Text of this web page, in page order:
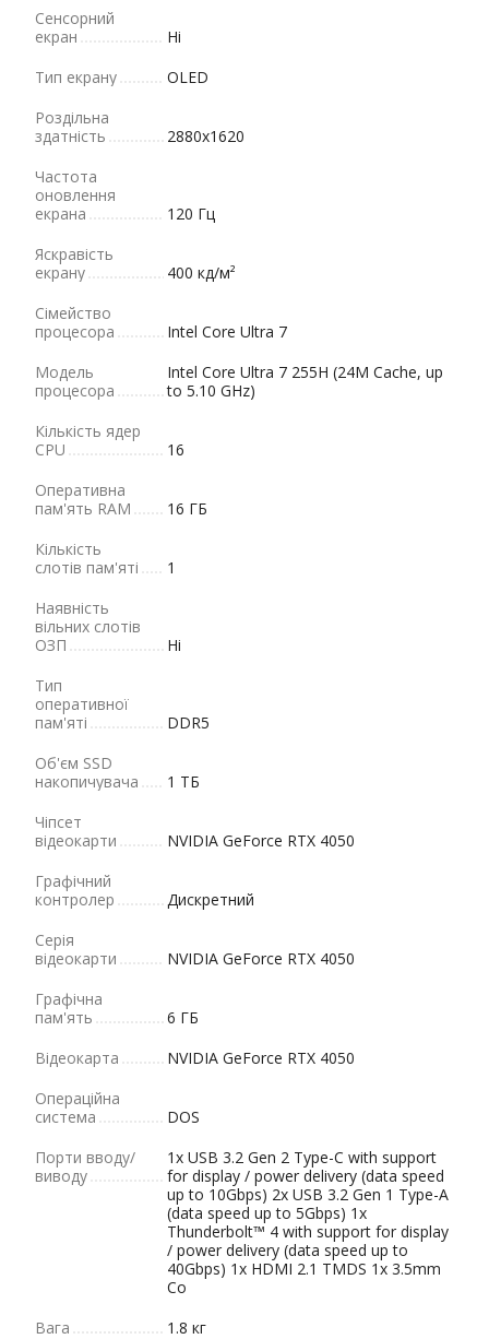
Сенсорний
екран
Ні
Тип екрану
OLED
Роздільна
здатність
2880x1620
Частота
оновлення
екрана
120 Гц
Яскравість
екрану
400 кд/м²
Сімейство
процесора
Intel Core Ultra 7
Модель
процесора
Intel Core Ultra 7 255H (24M Cache, up
to 5.10 GHz)
Кількість ядер
CPU
16
Оперативна
пам'ять RAM
16 ГБ
Кількість
слотів пам'яті
1
Наявність
вільних слотів
ОЗП
Ні
Тип
оперативної
пам'яті
DDR5
Об'єм SSD
накопичувача
1 ТБ
Чіпсет
відеокарти
NVIDIA GeForce RTX 4050
Графічний
контролер
Дискретний
Серія
відеокарти
NVIDIA GeForce RTX 4050
Графічна
пам'ять
6 ГБ
Відеокарта
NVIDIA GeForce RTX 4050
Операційна
система
DOS
Порти вводу/
виводу
1x USB 3.2 Gen 2 Type-C with support
for display / power delivery (data speed
up to 10Gbps) 2x USB 3.2 Gen 1 Type-A
(data speed up to 5Gbps) 1x
Thunderbolt™ 4 with support for display
/ power delivery (data speed up to
40Gbps) 1x HDMI 2.1 TMDS 1x 3.5mm
Co
Вага
1.8 кг